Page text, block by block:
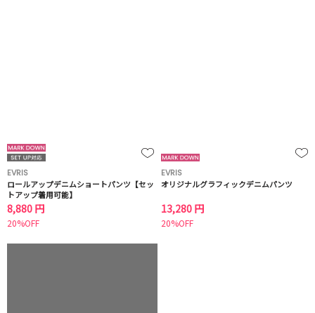
EVRIS
ロールアップデニムショートパンツ【セッ
トアップ着用可能】
8,880 円
20%OFF
EVRIS
オリジナルグラフィックデニムパンツ
13,280 円
20%OFF